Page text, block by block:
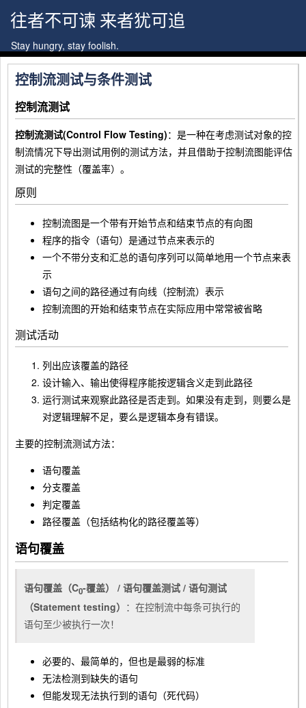
往者不可谏 来者犹可追
Stay hungry, stay foolish.
控制流测试与条件测试
控制流测试
控制流测试(Control Flow Testing)：是一种在考虑测试对象的控
制流情况下导出测试用例的测试方法，并且借助于控制流图能评估
测试的完整性（覆盖率）。
原则
控制流图是一个带有开始节点和结束节点的有向图
程序的指令（语句）是通过节点来表示的
一个不带分支和汇总的语句序列可以简单地用一个节点来表
示
语句之间的路径通过有向线（控制流）表示
控制流图的开始和结束节点在实际应用中常常被省略
测试活动
列出应该覆盖的路径
设计输入、输出使得程序能按逻辑含义走到此路径
运行测试来观察此路径是否走到。如果没有走到，则要么是
对逻辑理解不足，要么是逻辑本身有错误。
主要的控制流测试方法：
语句覆盖
分支覆盖
判定覆盖
路径覆盖（包括结构化的路径覆盖等）
语句覆盖
语句覆盖（C0-覆盖） / 语句覆盖测试 / 语句测试
（Statement testing） ：在控制流中每条可执行的
语句至少被执行一次！
必要的、最简单的，但也是最弱的标准
无法检测到缺失的语句
但能发现无法执行到的语句（死代码）